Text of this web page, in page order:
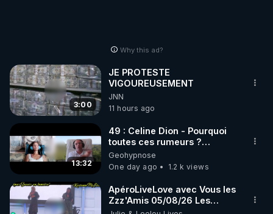
Why this ad?
3:00
JE PROTESTE
VIGOUREUSEMENT
JNN
11 hours ago
13:32
49 : Celine Dion - Pourquoi
toutes ces rumeurs ?
Enquête sous hypnose
Geohypnose
One day ago
1.2 k views
ApéroLiveLove avec Vous les
Zzz'Amis 05/08/26 Les
Zzz'Infos Bonheur de Leelou